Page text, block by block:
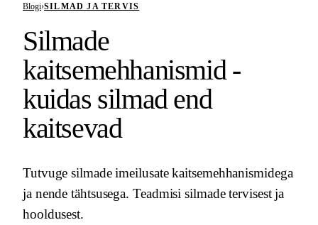
Blogi›SILMAD JA TERVIS
Silmade
kaitsemehhanismid -
kuidas silmad end
kaitsevad
Tutvuge silmade imeilusate kaitsemehhanismidega
ja nende tähtsusega. Teadmisi silmade tervisest ja
hooldusest.